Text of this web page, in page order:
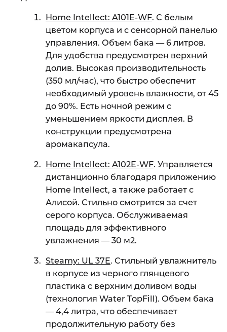
Home Intellect: A101E-WF. С белым
цветом корпуса и с сенсорной панелью
управления. Объем бака — 6 литров.
Для удобства предусмотрен верхний
долив. Высокая производительность
(350 мл/час), что быстро обеспечит
необходимый уровень влажности, от 45
до 90%. Есть ночной режим с
уменьшением яркости дисплея. В
конструкции предусмотрена
аромакапсула.
Home Intellect: A102E-WF. Управляется
дистанционно благодаря приложению
Home Intellect, а также работает с
Алисой. Стильно смотрится за счет
серого корпуса. Обслуживаемая
площадь для эффективного
увлажнения — 30 м2.
Steamy: UL 37E. Стильный увлажнитель
в корпусе из черного глянцевого
пластика с верхним доливом воды
(технология Water TopFill). Объем бака
— 4,4 литра, что обеспечивает
продолжительную работу без